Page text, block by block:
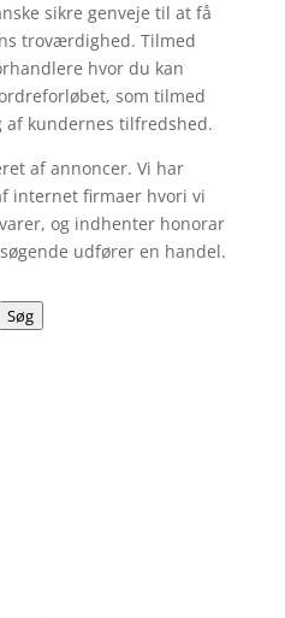
sikre genveje til at få
troværdighed. Tilmed
hvor du kan
som tilmed
kundernes tilfredshed.
af annoncer. Vi har
internet firmaer hvori vi
og indhenter honorar
udfører en handel.
Søg